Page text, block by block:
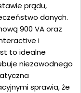
prądu,
danych.
900 VA oraz
i
to idealne
niezawodnego
sprawia, że